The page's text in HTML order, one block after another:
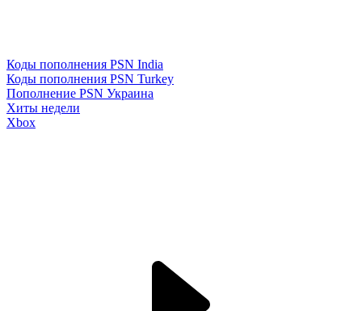
Коды пополнения PSN India
Коды пополнения PSN Turkey
Пополнение PSN Украина
Хиты недели
Xbox